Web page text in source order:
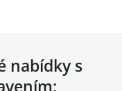
nabídky s